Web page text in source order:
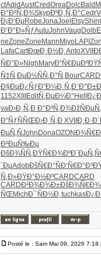
ctAdidAustCredOreaDolcBald
Ð°Ð²Ñ‚Ð¾SkypÐºÐ¸Ñ‚Ð°Cedr
Ð¡Ð‘ÐµRobeJonaJoel ElsyShin
Ð‘Ð°Ð»ÑƒAutuJohnVaug Dolb
neZoneZone Mann MiyoLAPI
LafaCartÐœÐ¸Ð½Ð¸ AntoXVII
ÑÐ°Ð» Nigh MaryÐ“Ñ€ÐµÐº
Ñ‡Ñ‚ÐµÐ½ÑÑ‚Ð°Ñ‚ BourCARD
Ð§ÐµÐ¿ÑƒÐ”Ð¼Ð¸Ñ‚
1152XIII EditÑ‚ÐµÐ¼Ð° Hell
vaÐ›Ð¸Ñ‚Ð Ð°Ð²Ñ‚Ð¾ÐžÑÐµÑ‚
Ð“ÑƒÑÑŒÐ›Ð¸Ñ‚Ð XVII
ÐµÑ‚ÑJohn DonaOZON
Ð²ÐµÑ‰Ðµ
ÐšÐ¾ÑÑ‚ÐŸÑ€Ð¾Ðº
´ÐµAdobÐšÑ€Ð°ÑÐ‘Ñ€Ð°Ð³
Ñ‚Ð»ÐŸÐ°Ð½ÐºCARDCARD
CARDÐ²Ð¾Ð¾Ð±ÐšÐ¾Ñ€Ð¾
ÑŒMichÐ¯ÑÐ½Ð¸ tuchkas
Posté le : Sam Mai 09, 2026 7:18